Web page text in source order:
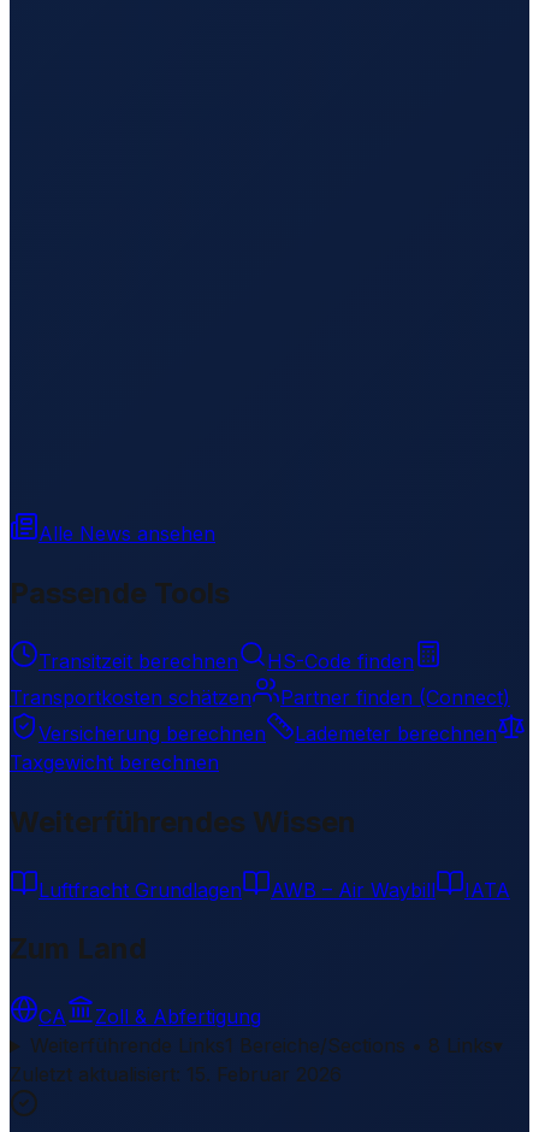
Alle News ansehen
Passende Tools
Transitzeit berechnen
HS-Code finden
Transportkosten schätzen
Partner finden (Connect)
Versicherung berechnen
Lademeter berechnen
Taxgewicht berechnen
Weiterführendes Wissen
Luftfracht Grundlagen AWB – Air Waybill IATA
Zum Land
CA
Zoll & Abfertigung
Weiterführende Links1 Bereiche/Sections • 8 Links▾
Zuletzt aktualisiert: 15. Februar 2026